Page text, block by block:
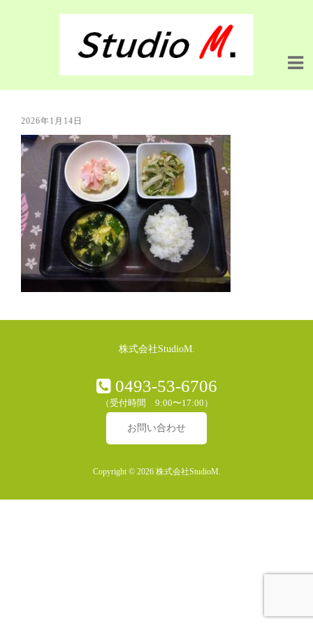
2026年1月14日
株式会社StudioM.
0493-53-6706
（受付時間 9:00〜17:00）
お問い合わせ
Copyright © 2026 株式会社StudioM.